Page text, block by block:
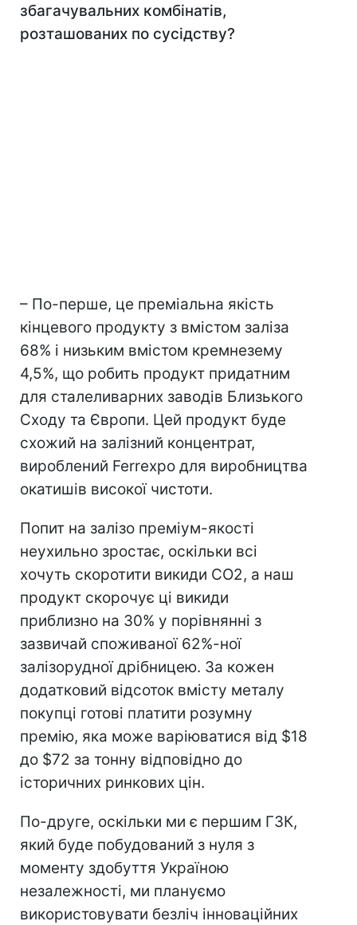
збагачувальних комбінатів,
розташованих по сусідству?
– По-перше, це преміальна якість
кінцевого продукту з вмістом заліза
68% і низьким вмістом кремнезему
4,5%, що робить продукт придатним
для сталеливарних заводів Близького
Сходу та Європи. Цей продукт буде
схожий на залізний концентрат,
вироблений Ferrexpo для виробництва
окатишів високої чистоти.
Попит на залізо преміум-якості
неухильно зростає, оскільки всі
хочуть скоротити викиди CO2, а наш
продукт скорочує ці викиди
приблизно на 30% у порівнянні з
зазвичай споживаної 62%-ної
залізорудної дрібницею. За кожен
додатковий відсоток вмісту металу
покупці готові платити розумну
премію, яка може варіюватися від $18
до $72 за тонну відповідно до
історичних ринкових цін.
По-друге, оскільки ми є першим ГЗК,
який буде побудований з нуля з
моменту здобуття Україною
незалежності, ми плануємо
використовувати безліч інноваційних